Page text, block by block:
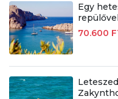
Egy
70.600